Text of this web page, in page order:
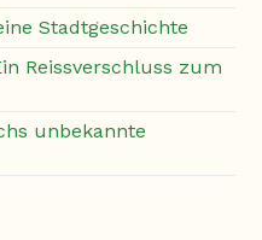
Stadtgeschichte
Reissverschluss zum
unbekannte